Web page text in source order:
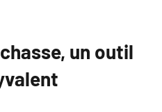
un outil